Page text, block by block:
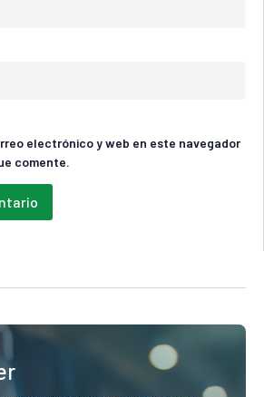
electrónico y web en este navegador
comente.